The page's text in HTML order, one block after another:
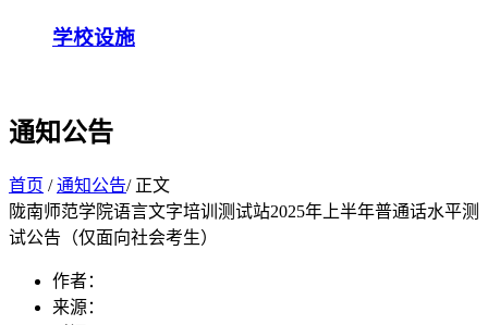
学校设施
通知公告
首页 /通知公告/ 正文
陇南师范学院语言文字培训测试站2025年上半年普通话水平测
试公告（仅面向社会考生）
作者：
来源：